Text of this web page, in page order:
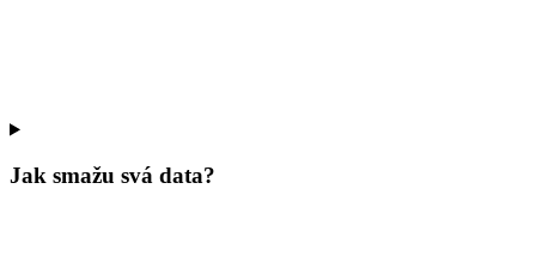
Jak smažu svá data?